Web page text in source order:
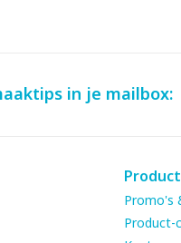
in je mailbox:
Promo's
Product-